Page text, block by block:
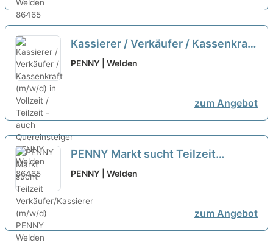
Kassierer / Verkäufer / Kassenkraft
(m/w/d) in Vollzeit / Teilzeit - auch
PENNY | Welden
zum Angebot
PENNY Markt sucht Teilzeit
Verkäufer/Kassierer (m/w/d)
PENNY | Welden
zum Angebot